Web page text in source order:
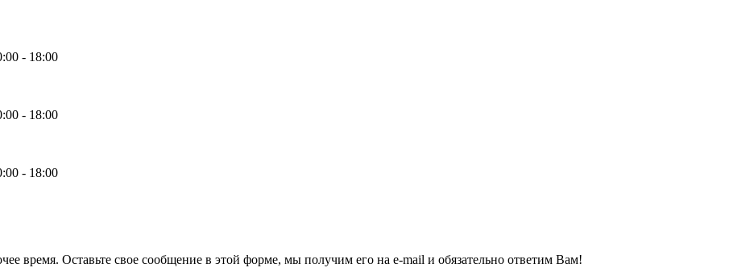
- 18:00
- 18:00
- 18:00
время. Оставьте свое сообщение в этой форме, мы получим его на e-mail и обязательно ответим Вам!